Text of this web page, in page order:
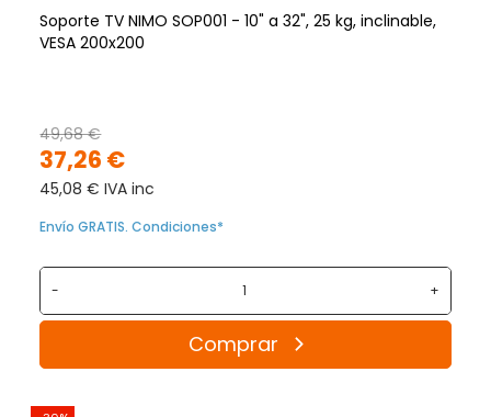
Soporte TV NIMO SOP001 - 10" a 32", 25 kg, inclinable,
VESA 200x200
37,26 €
49,68 €
45,08 € IVA inc
Envío GRATIS. Condiciones*
- +
Comprar